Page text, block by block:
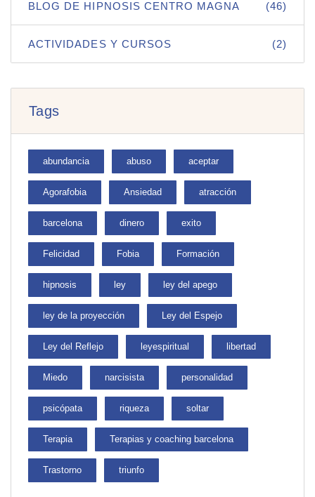
BLOG DE HIPNOSIS CENTRO MAGNA (46)
ACTIVIDADES Y CURSOS (2)
Tags
abundancia abuso aceptar
Agorafobia Ansiedad atracción
barcelona dinero exito
Felicidad Fobia Formación
hipnosis ley ley del apego
ley de la proyección Ley del Espejo
Ley del Reflejo leyespiritual libertad
Miedo narcisista personalidad
psicópata riqueza soltar
Terapia Terapias y coaching barcelona
Trastorno triunfo